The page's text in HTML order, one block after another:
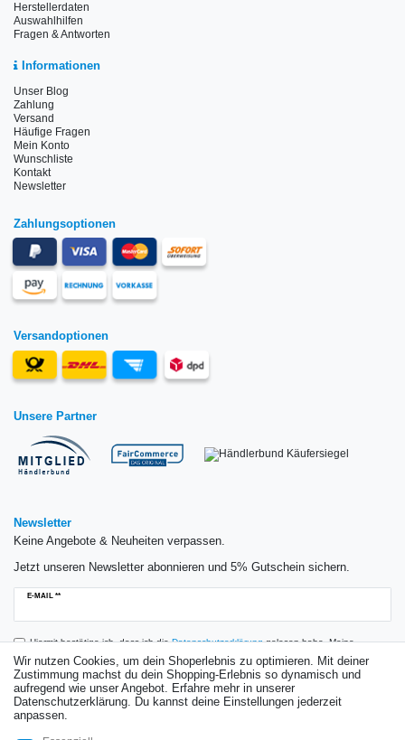
Herstellerdaten
Auswahlhilfen
Fragen & Antworten
Informationen
Unser Blog
Zahlung
Versand
Häufige Fragen
Mein Konto
Wunschliste
Kontakt
Newsletter
Zahlungsoptionen
Versandoptionen
Unsere Partner
Newsletter
Keine Angebote & Neuheiten verpassen.
Jetzt unseren Newsletter abonnieren und 5% Gutschein sichern.
E-MAIL **
Newsletter
Hiermit bestätige ich, dass ich dieDaten­schutz­erklärunggelesen habe. Meine
Einwilligung kann ich jederzeit widerrufen.**
Abonnieren
Wir nutzen Cookies, um dein Shoperlebnis zu optimieren. Mit deiner
Zustimmung machst du dein Shopping-Erlebnis so dynamisch und
aufregend wie unser Angebot. Erfahre mehr in unserer
Datenschutzerklärung. Du kannst deine Einstellungen jederzeit
anpassen.